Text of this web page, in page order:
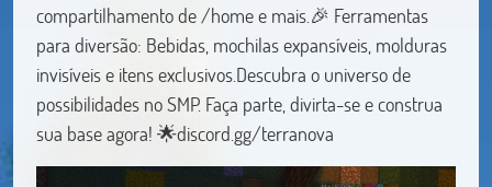
compartilhamento de /home e mais.🎉 Ferramentas
para diversão: Bebidas, mochilas expansíveis, molduras
invisíveis e itens exclusivos.Descubra o universo de
possibilidades no SMP. Faça parte, divirta-se e construa
sua base agora! 🌟discord.gg/terranova